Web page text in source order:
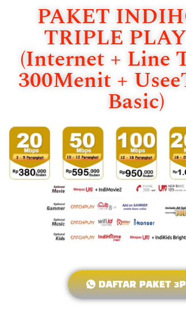
PAKET
TRIPLE
(Internet + Line
300Menit +
Basic)
DAFTAR PAKET 3P